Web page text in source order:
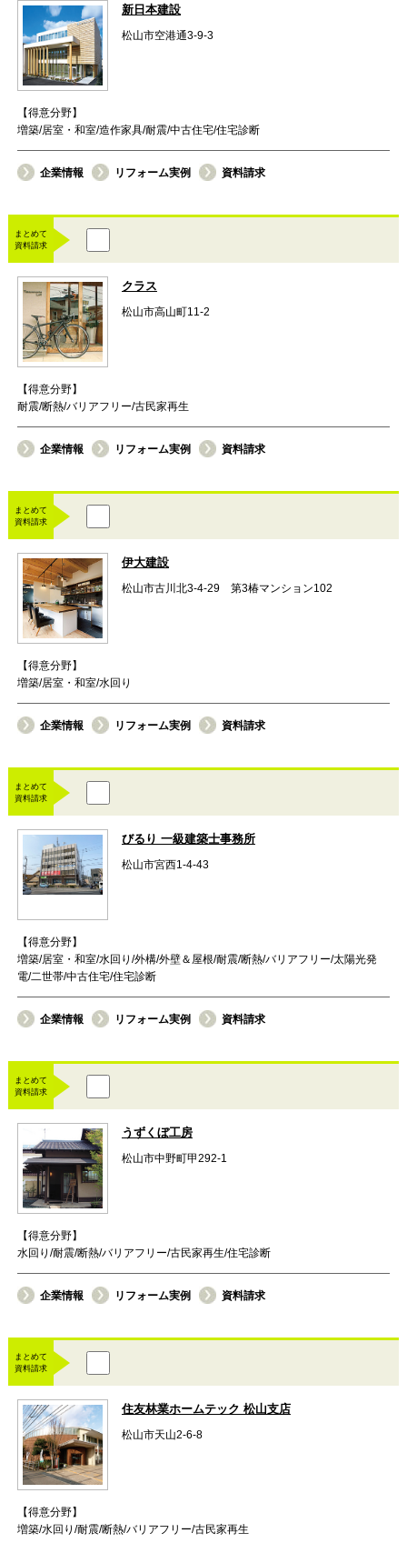
新日本建設
松山市空港通3-9-3
【得意分野】
増築/居室・和室/造作家具/耐震/中古住宅/住宅診断
企業情報 リフォーム実例 資料請求
まとめて
資料請求
クラス
松山市高山町11-2
【得意分野】
耐震/断熱/バリアフリー/古民家再生
企業情報 リフォーム実例 資料請求
まとめて
資料請求
伊大建設
松山市古川北3-4-29 第3椿マンション102
【得意分野】
増築/居室・和室/水回り
企業情報 リフォーム実例 資料請求
まとめて
資料請求
びるり 一級建築士事務所
松山市宮西1-4-43
【得意分野】
増築/居室・和室/水回り/外構/外壁＆屋根/耐震/断熱/バリアフリー/太陽光発
電/二世帯/中古住宅/住宅診断
企業情報 リフォーム実例 資料請求
まとめて
資料請求
うずくぼ工房
松山市中野町甲292-1
【得意分野】
水回り/耐震/断熱/バリアフリー/古民家再生/住宅診断
企業情報 リフォーム実例 資料請求
まとめて
資料請求
住友林業ホームテック 松山支店
松山市天山2-6-8
【得意分野】
増築/水回り/耐震/断熱/バリアフリー/古民家再生